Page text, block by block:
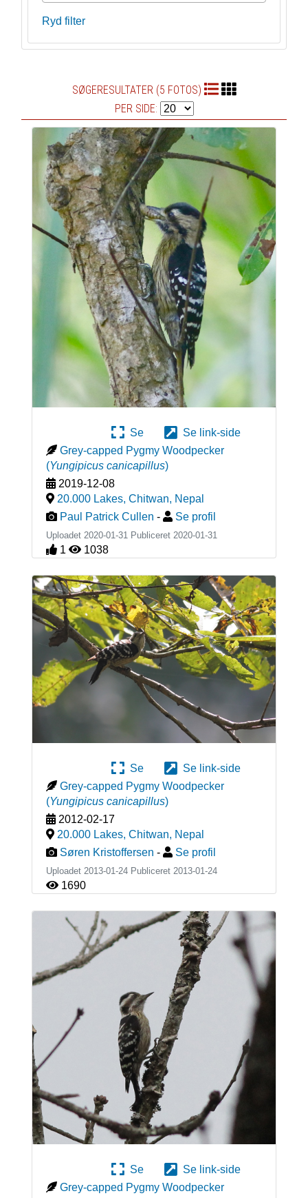
Ryd filter
SØGERESULTATER (5 FOTOS)
PER SIDE:
Se
Se link-side
Grey-capped Pygmy Woodpecker
(Yungipicus canicapillus)
2019-12-08
20.000 Lakes, Chitwan, Nepal
Paul Patrick Cullen - Se profil
Uploadet 2020-01-31 Publiceret 2020-01-31
1 1038
Se
Se link-side
Grey-capped Pygmy Woodpecker
(Yungipicus canicapillus)
2012-02-17
20.000 Lakes, Chitwan, Nepal
Søren Kristoffersen - Se profil
Uploadet 2013-01-24 Publiceret 2013-01-24
1690
Se
Se link-side
Grey-capped Pygmy Woodpecker